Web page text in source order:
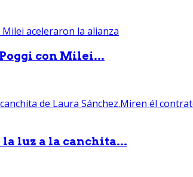
con Milei...
luz a la canchita...